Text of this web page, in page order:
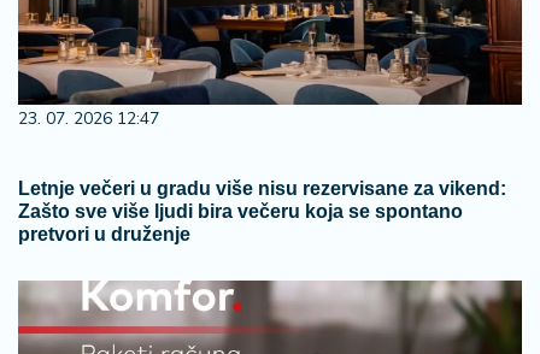
23. 07. 2026 12:47
Letnje večeri u gradu više nisu rezervisane za vikend:
Zašto sve više ljudi bira večeru koja se spontano
pretvori u druženje